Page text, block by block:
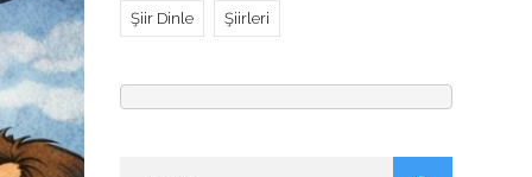
Şiir Dinle Şiirleri